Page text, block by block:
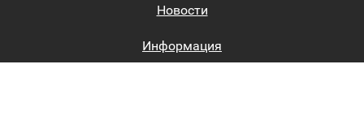
Новости
Информация